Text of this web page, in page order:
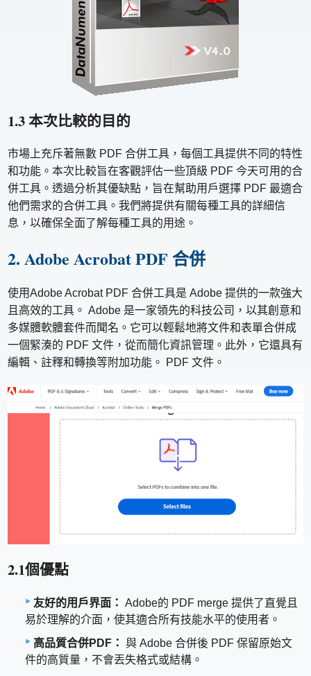
1.3 本次比較的目的
市場上充斥著無數 PDF 合併工具，每個工具提供不同的特性
和功能。本次比較旨在客觀評估一些頂級 PDF 今天可用的合
併工具。透過分析其優缺點，旨在幫助用戶選擇 PDF 最適合
他們需求的合併工具。我們將提供有關每種工具的詳細信
息，以確保全面了解每種工具的用途。
2. Adob​​e Acrobat PDF 合併
使用Adobe Acrobat PDF 合併工具是 Adob​​e 提供的一款強大
且高效的工具。 Adobe 是一家領先的科技公司，以其創意和
多媒體軟體套件而聞名。它可以輕鬆地將文件和表單合併成
一個緊湊的 PDF 文件，從而簡化資訊管理。此外，它還具有
編輯、註釋和轉換等附加功能。 PDF 文件。
2.1個優點
友好的用戶界面： Adobe的 PDF merge 提供了直覺且
易於理解的介面，使其適合所有技能水平的使用者。
高品質合併PDF： 與 Adob​​e 合併後 PDF 保留原始文
件的高質量，不會丟失格式或結構。